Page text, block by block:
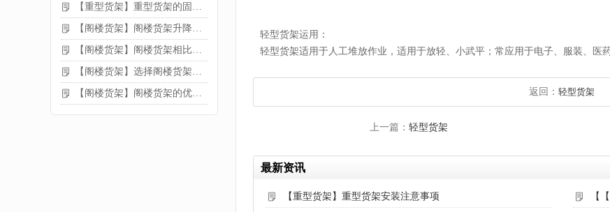
【重型货架】重型货架的固定方法
【阁楼货架】阁楼货架升降机需要注意哪些
【阁楼货架】阁楼货架相比传统货架的优势是什么
【阁楼货架】选择阁楼货架的好处？
【阁楼货架】阁楼货架的优点是什么
轻型货架运用：
轻型货架适用于人工堆放作业，适用于放轻、小武平；常应用于电子、服装、医
返回： 轻型货架
上一篇： 轻型货架
最新资讯
【重型货架】重型货架安装注意事项 【